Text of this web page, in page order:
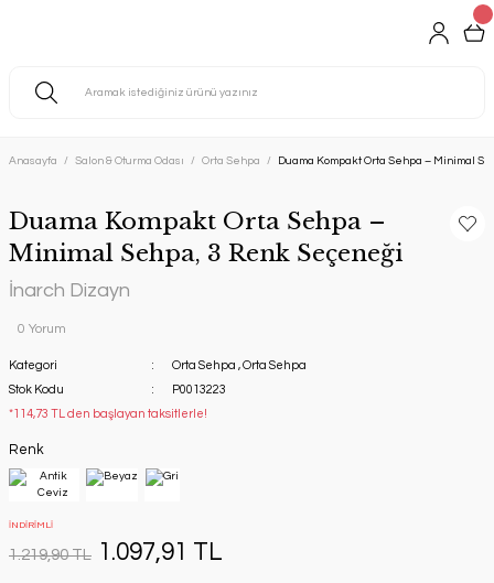
Anasayfa Salon & Oturma Odası Orta Sehpa Duama Kompakt Orta Sehpa – Minimal
Duama Kompakt Orta Sehpa –
Minimal Sehpa, 3 Renk Seçeneği
İnarch Dizayn
0 Yorum
Kategori Orta Sehpa ,Orta Sehpa
Stok Kodu
P0013223
*114,73 TL den başlayan taksitlerle!
Renk
İNDİRİMLİ
1.219,90 TL 1.097,91 TL